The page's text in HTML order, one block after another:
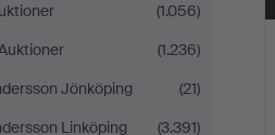
(1.056)
(1.236)
Jönköping
(21)
Linköping
(3.391)